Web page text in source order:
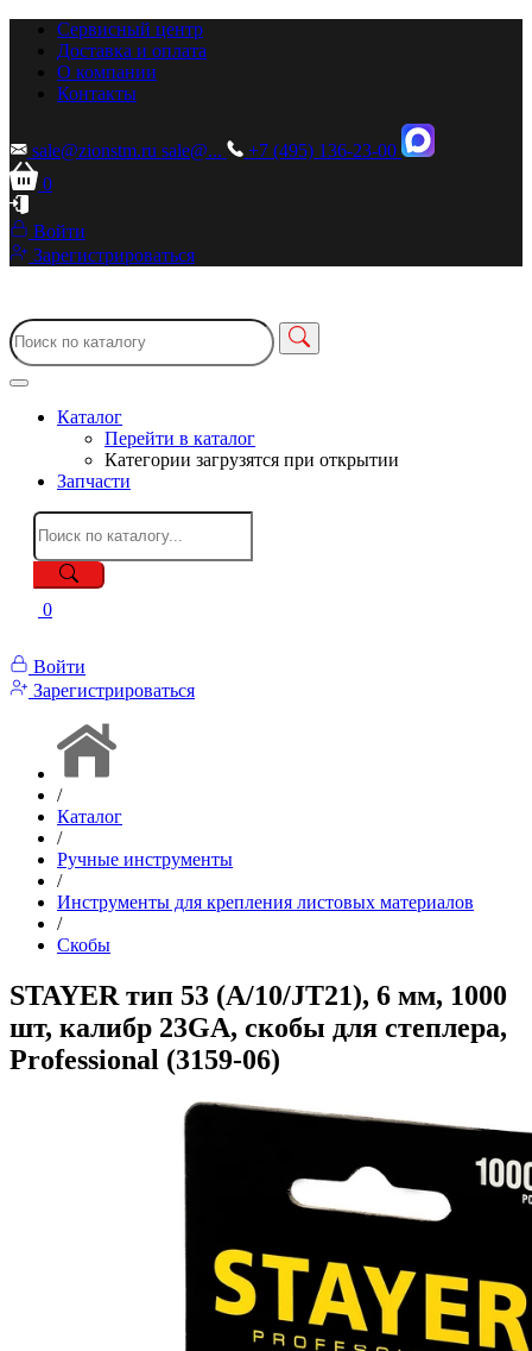
Сервисный центр
Доставка и оплата
О компании
Контакты
sale@zionstm.ru sale@...
+7 (495) 136-23-00
0
Войти
Зарегистрироваться
Каталог
Перейти в каталог
Категории загрузятся при открытии
Запчасти
0
Войти
Зарегистрироваться
/
Каталог
/
Ручные инструменты
/
Инструменты для крепления листовых материалов
/
Скобы
STAYER тип 53 (A/10/JT21), 6 мм, 1000
шт, калибр 23GA, скобы для степлера,
Professional (3159-06)